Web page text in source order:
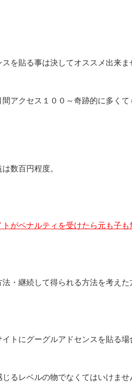
を貼る事は決してオススメ出来ま
アクセス１００～奇跡的に多くて
数百円程度。
がペナルティを受けたら元も子も
・継続して得られる方法を考えた
トにグーグルアドセンスを貼る場
るレベルの物でなくてはいけませ